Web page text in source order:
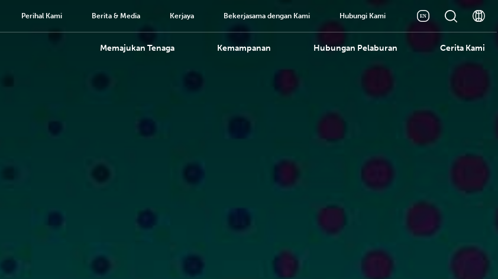
Perihal Kami Berita & Media Kerjaya Bekerjasama dengan Kami Hubungi Kami
Memajukan Tenaga Kemampanan Hubungan Pelaburan Cerita Kami